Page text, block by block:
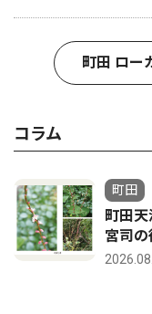
町田 ロー
コラム
町田
町田
宮司